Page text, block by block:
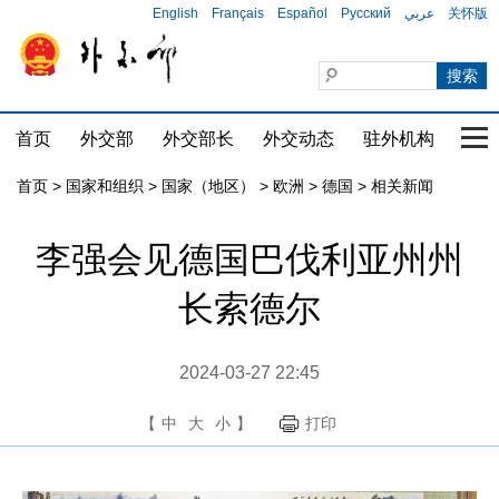
English Français Español Русский عربي 关怀版
首页 外交部 外交部长 外交动态 驻外机构 国
首页 > 国家和组织 > 国家（地区） > 欧洲 > 德国 > 相关新闻
李强会见德国巴伐利亚州州
长索德尔
2024-03-27 22:45
【 中 大 小 】 打印